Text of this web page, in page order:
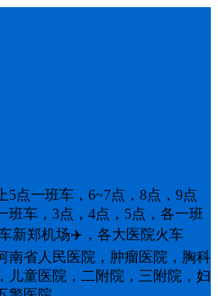
点一班车，6~7点，8点，9点
班车，3点，4点，5点，各一班
新郑机场✈️，各大医院火车
南省人民医院，肿瘤医院，胸科
儿童医院，二附院，三附院，妇